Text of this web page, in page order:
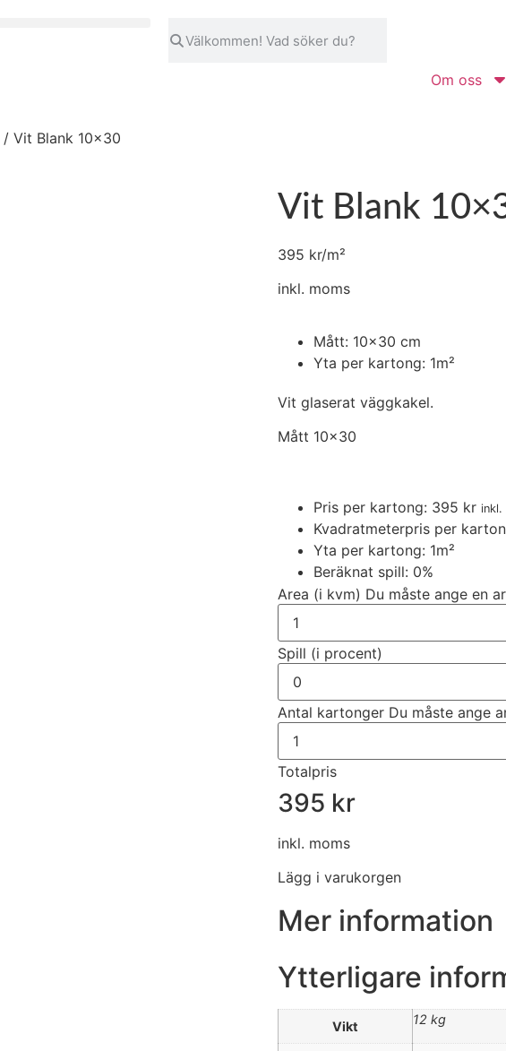
Om oss
/ Vit Blank 10×30
Vit Blank
395 kr/m²
inkl. moms
Mått: 10x30 cm
Yta per kartong: 1m²
Vit glaserat väggkakel.
Mått 10×30
Pris per kartong: 395 kr inkl.
Kvadratmeterpris per
Yta per kartong: 1m²
Beräknat spill: 0%
Area (i kvm) Du måste ange en
Spill (i procent)
Antal kartonger Du måste ange
Totalpris
395 kr
inkl. moms
Lägg i varukorgen
Mer information
Ytterligare
Vikt 12 kg